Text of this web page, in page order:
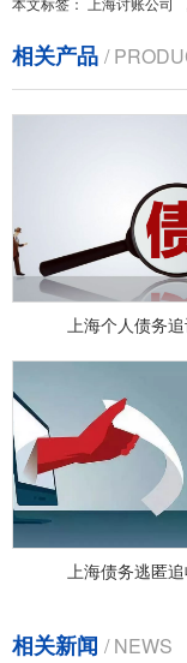
相关产品 /
上海个人债务
上海债务逃匿
相关新闻 / NEWS